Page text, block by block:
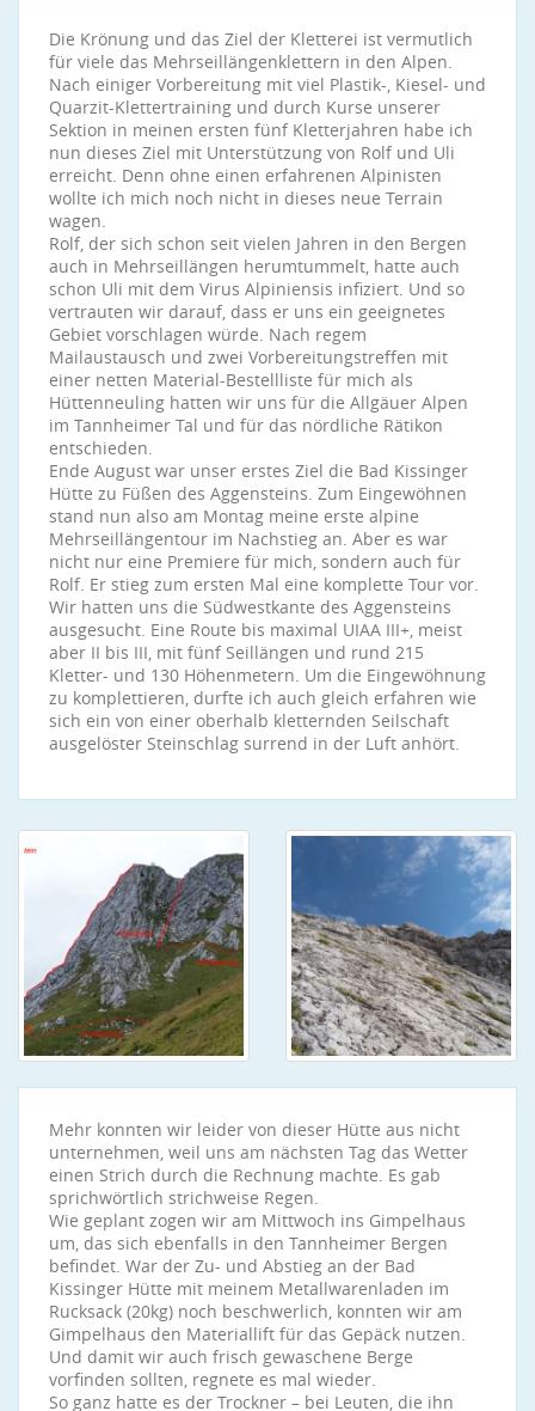
Die Krönung und das Ziel der Kletterei ist vermutlich
für viele das Mehrseillängenklettern in den Alpen.
Nach einiger Vorbereitung mit viel Plastik-, Kiesel- und
Quarzit-Klettertraining und durch Kurse unserer
Sektion in meinen ersten fünf Kletterjahren habe ich
nun dieses Ziel mit Unterstützung von Rolf und Uli
erreicht. Denn ohne einen erfahrenen Alpinisten
wollte ich mich noch nicht in dieses neue Terrain
wagen.
Rolf, der sich schon seit vielen Jahren in den Bergen
auch in Mehrseillängen herumtummelt, hatte auch
schon Uli mit dem Virus Alpiniensis infiziert. Und so
vertrauten wir darauf, dass er uns ein geeignetes
Gebiet vorschlagen würde. Nach regem
Mailaustausch und zwei Vorbereitungstreffen mit
einer netten Material-Bestellliste für mich als
Hüttenneuling hatten wir uns für die Allgäuer Alpen
im Tannheimer Tal und für das nördliche Rätikon
entschieden.
Ende August war unser erstes Ziel die Bad Kissinger
Hütte zu Füßen des Aggensteins. Zum Eingewöhnen
stand nun also am Montag meine erste alpine
Mehrseillängentour im Nachstieg an. Aber es war
nicht nur eine Premiere für mich, sondern auch für
Rolf. Er stieg zum ersten Mal eine komplette Tour vor.
Wir hatten uns die Südwestkante des Aggensteins
ausgesucht. Eine Route bis maximal UIAA III+, meist
aber II bis III, mit fünf Seillängen und rund 215
Kletter- und 130 Höhenmetern. Um die Eingewöhnung
zu komplettieren, durfte ich auch gleich erfahren wie
sich ein von einer oberhalb kletternden Seilschaft
ausgelöster Steinschlag surrend in der Luft anhört.
Mehr konnten wir leider von dieser Hütte aus nicht
unternehmen, weil uns am nächsten Tag das Wetter
einen Strich durch die Rechnung machte. Es gab
sprichwörtlich strichweise Regen.
Wie geplant zogen wir am Mittwoch ins Gimpelhaus
um, das sich ebenfalls in den Tannheimer Bergen
befindet. War der Zu- und Abstieg an der Bad
Kissinger Hütte mit meinem Metallwarenladen im
Rucksack (20kg) noch beschwerlich, konnten wir am
Gimpelhaus den Materiallift für das Gepäck nutzen.
Und damit wir auch frisch gewaschene Berge
vorfinden sollten, regnete es mal wieder.
So ganz hatte es der Trockner – bei Leuten, die ihn